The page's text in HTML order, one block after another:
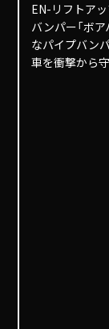
EN-リフトア
バンパー「ボ
なパイプバン
車を衝撃から